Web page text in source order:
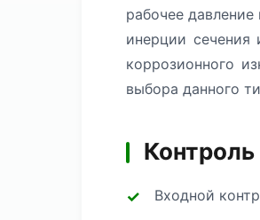
рабочее
инерции сечения
коррозионного
выбора данного
Входной